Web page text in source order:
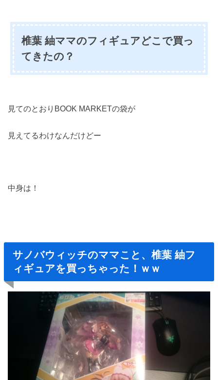
椎葉 紬ママのフィギュアどこで買っ
てきたの？
見てのとおりBOOK MARKETの袋が
見えてるわけなんだけどー
中身は！
サノバウィッチのママこと、椎葉 紬フ
ィギュアを買っちゃった！ｗｗ